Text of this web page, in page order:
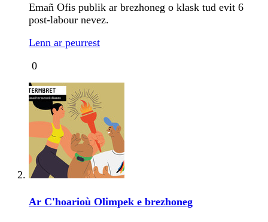
Emañ Ofis publik ar brezhoneg o klask tud evit 6
post-labour nevez.
Lenn ar peurrest
0
Ar C'hoarioù Olimpek e brezhoneg